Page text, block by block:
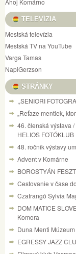
TELEVÍZIA
Mestská televízia
Mestská TV na YouTube
Varga Tamas
NapiGerzson
STRÁNKY
,,SENIORI
„Reťaze mentiek,
46. členská výstava
HELIOS FOTÓKLUB
48. ročník výstavy
Advent v Komárne
BOROSTYÁN
Cestovanie v čase
Czafrangó Sylvia
DOM MATICE
Komora
Duna Menti
EGRESSY JAZZ